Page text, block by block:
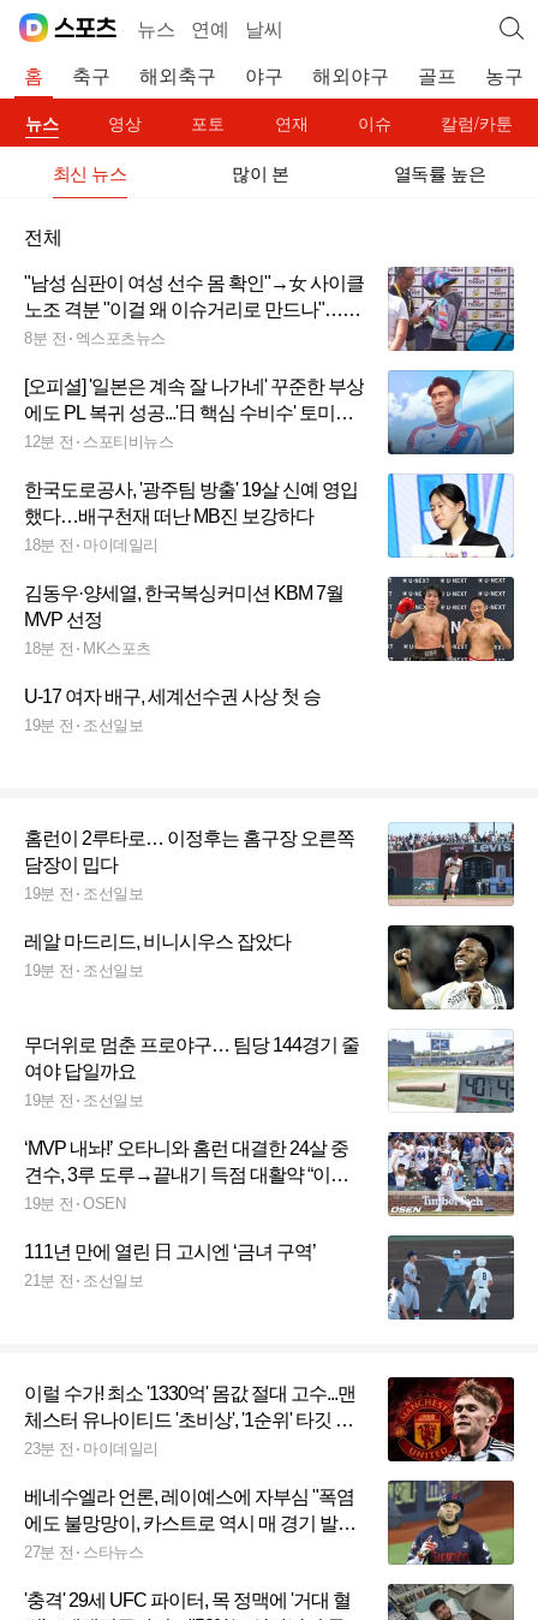
뉴스 연예 날씨
홈 축구 해외축구 야구 해외야구 골프 농구
뉴스 영상 포토 연재 이슈 칼럼/카툰
최신 뉴스 많이 본 열독률 높은
전체
"남성 심판이 여성 선수 몸 확인"→女 사이클
노조 격분 "이걸 왜 이슈거리로 만드나"…가
슴 게이트 후폭풍 거세다
8분 전 엑스포츠뉴스
[오피셜] '일본은 계속 잘 나가네' 꾸준한 부상
에도 PL 복귀 성공...'日 핵심 수비수' 토미야
스, 크리스탈 팰리스 이적
12분 전 스포티비뉴스
한국도로공사, '광주팀 방출' 19살 신예 영입
했다…배구천재 떠난 MB진 보강하다
18분 전 마이데일리
김동우·양세열, 한국복싱커미션 KBM 7월
MVP 선정
18분 전 MK스포츠
U-17 여자 배구, 세계선수권 사상 첫 승
19분 전 조선일보
홈런이 2루타로… 이정후는 홈구장 오른쪽
담장이 밉다
19분 전 조선일보
레알 마드리드, 비니시우스 잡았다
19분 전 조선일보
무더위로 멈춘 프로야구… 팀당 144경기 줄
여야 답일까요
19분 전 조선일보
‘MVP 내놔!’ 오타니와 홈런 대결한 24살 중
견수, 3루 도루→끝내기 득점 대활약 “이게
내가 원했던 플레이”
19분 전 OSEN
111년 만에 열린 日 고시엔 ‘금녀 구역’
21분 전 조선일보
이럴 수가! 최소 '1330억' 몸값 절대 고수...맨
체스터 유나이티드 '초비상', '1순위' 타깃 영
입 난이도 최상이다→뉴캐슬 '매각 불가'
23분 전 마이데일리
베네수엘라 언론, 레이예스에 자부심 "폭염
에도 불망망이, 카스트로 역시 매 경기 발전
→페라자도..."
27분 전 스타뉴스
'충격' 29세 UFC 파이터, 목 정맥에 '거대 혈